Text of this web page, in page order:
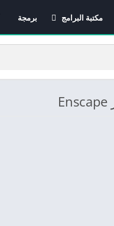
مكتبة البرامج
برامج الانترنت
برامج تصفح الإنترنت
برمجة